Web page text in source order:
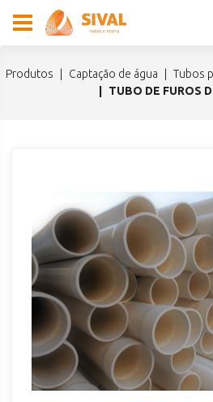
produtos captação de água
tubos
TUBO DE FUROS